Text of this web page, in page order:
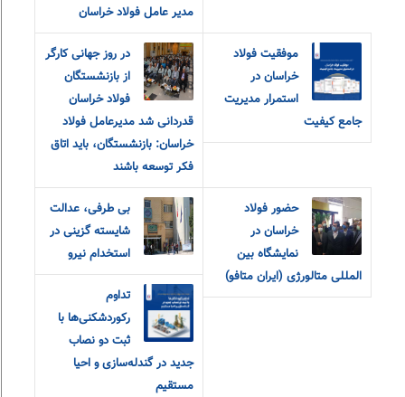
مدیر عامل فولاد خراسان
موفقیت فولاد
خراسان در
استمرار مدیریت
جامع کیفیت
در روز جهانی کارگر
از بازنشستگان
فولاد خراسان
قدردانی شد مدیرعامل فولاد
خراسان: بازنشستگان، باید اتاق
فکر توسعه باشند
حضور فولاد
خراسان در
نمایشگاه بین
المللی متالورژی (ایران متافو)
بی طرفی، عدالت
شایسته گزینی در
استخدام نیرو
تداوم
رکوردشکنی‌ها با
ثبت دو نصاب
جدید در گندله‌سازی و احیا
مستقیم